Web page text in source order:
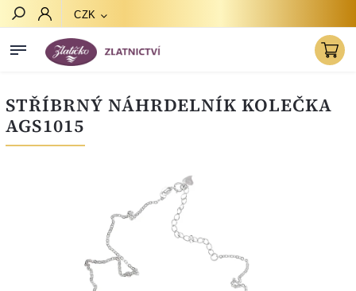
CZK
STŘÍBRNÝ NÁHRDELNÍK KOLEČKA
AGS1015